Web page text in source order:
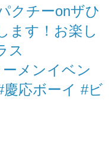
クチーonザひ
ます！お楽し
ス
メンイベン
慶応ボーイ #ビ